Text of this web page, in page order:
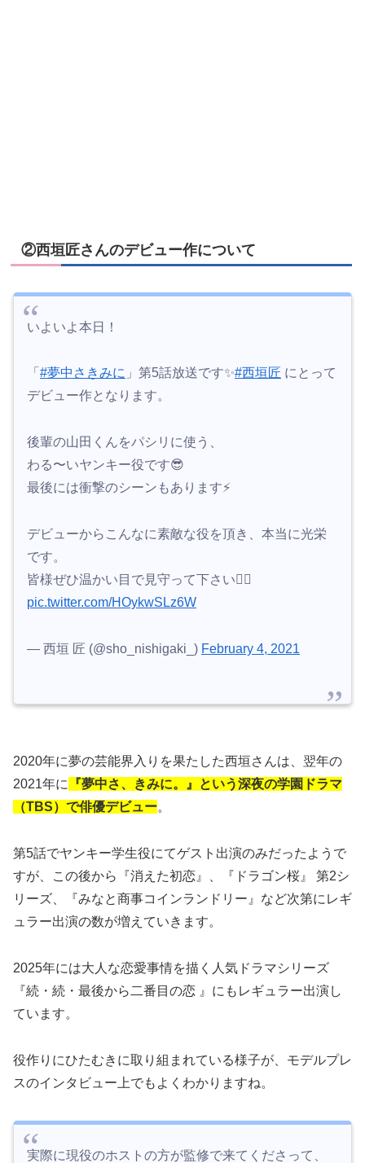
②西垣匠さんのデビュー作について
いよいよ本日！
「 #夢中さきみに 」第5話放送です✨#西垣匠 にとって
デビュー作となります。
後輩の山田くんをパシリに使う、
わる〜いヤンキー役です😎
最後には衝撃のシーンもあります⚡️
デビューからこんなに素敵な役を頂き、本当に光栄
です。
皆様ぜひ温かい目で見守って下さい🙇‍♂️
pic.twitter.com/HOykwSLz6W
— 西垣 匠 (@sho_nishigaki_) February 4, 2021
2020年に夢の芸能界入りを果たした西垣さんは、翌年の
2021年に 『夢中さ、きみに。』という深夜の学園ドラマ
（TBS）で俳優デビュー。
第5話でヤンキー学生役にてゲスト出演のみだったようで
すが、この後から『消えた初恋』、『 ドラゴン桜 』 第2シ
リーズ、『みなと商事コインランドリー 』など次第にレギ
ュラー出演の数が増えていきます。
2025年には大人な恋愛事情を描く人気ドラマシリーズ
『続・続・最後から二番目の恋 』にもレギュラー出演し
ています。
役作りにひたむきに取り組まれている様子が、モデルプレ
スのインタビュー上でもよくわかりますね。
実際に現役のホストの方が監修で来てくださって、